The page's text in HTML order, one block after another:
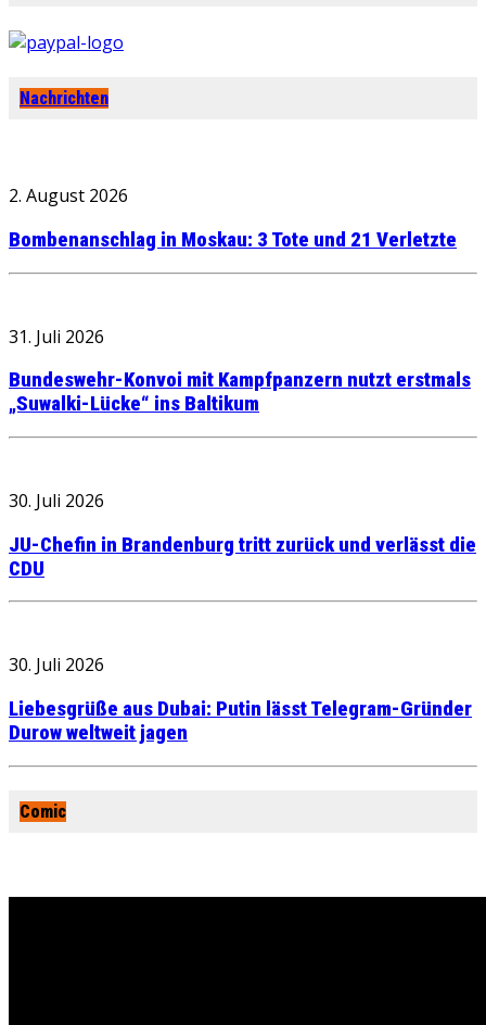
Nachrichten
2. August 2026
Bombenanschlag in Moskau: 3 Tote und 21 Verletzte
31. Juli 2026
Bundeswehr-Konvoi mit Kampfpanzern nutzt erstmals
„Suwalki-Lücke“ ins Baltikum
30. Juli 2026
JU-Chefin in Brandenburg tritt zurück und verlässt die
CDU
30. Juli 2026
Liebesgrüße aus Dubai: Putin lässt Telegram-Gründer
Durow weltweit jagen
Comic